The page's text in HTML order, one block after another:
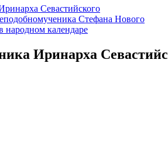
Севастийского
Стефана Нового
народном календаре
Иринарха